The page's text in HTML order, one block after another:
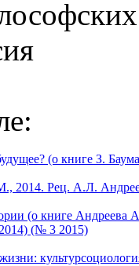
(о книге З.
2014. Рец. А.Л.
(о книге Андреева
(№ 3 2015)